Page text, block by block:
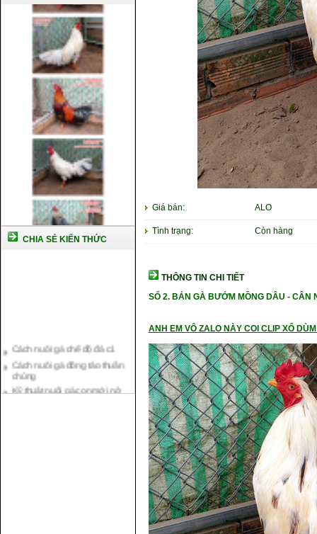
CHIA SẺ KIẾN THỨC
Cách nuôi gà đông tảo thuần
Kỹ thuật nuôi gà con mới nở
Hướng dẫn nuôi gà đá
Giá bán: ALO
Tình trạng: Còn hàng
THÔNG TIN CHI TIẾT
SỐ 2. BÁN GÀ BƯỚM MỒNG DÂU - CÂN
ANH EM VÔ ZALO NÀY COI CLIP XỔ